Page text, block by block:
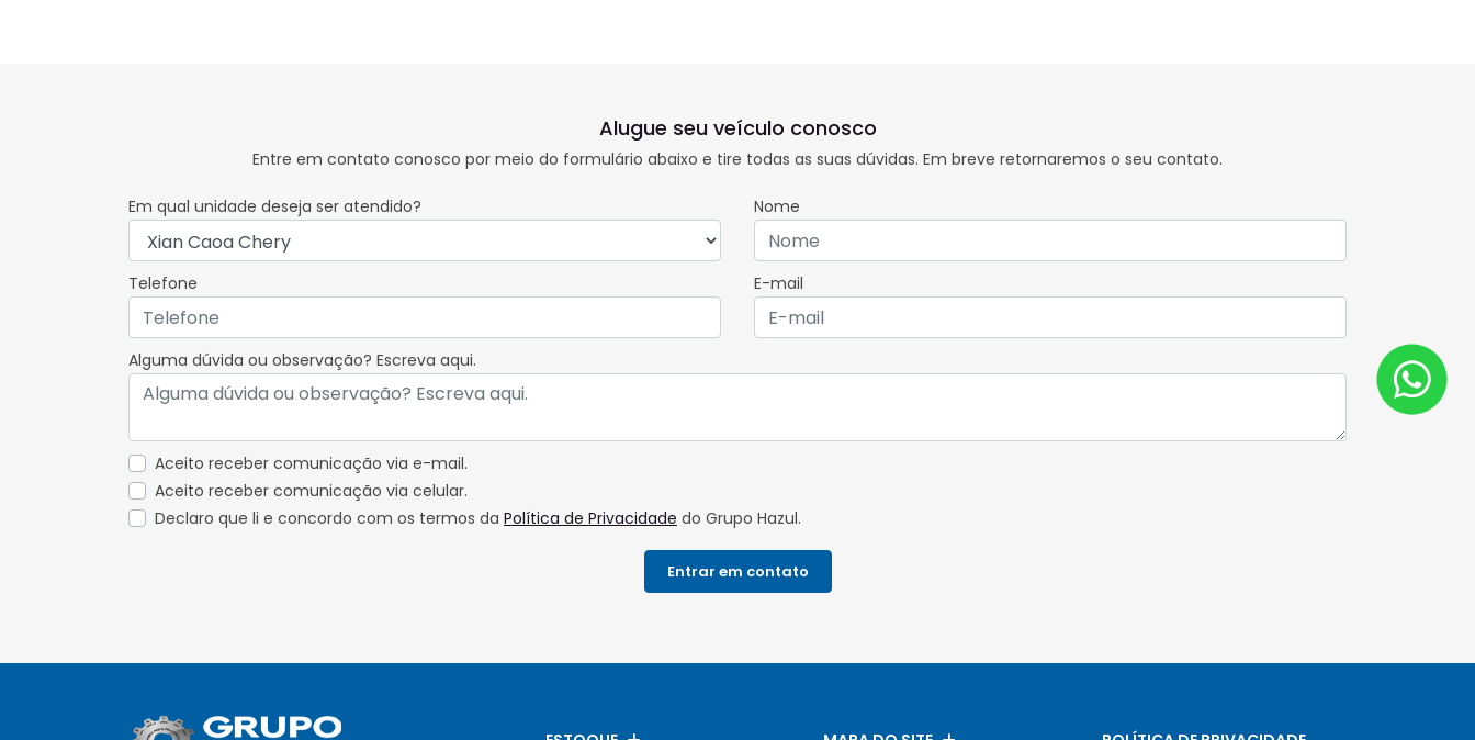
Alugue seu veículo conosco
Entre em contato conosco por meio do formulário abaixo e tire todas as suas dúvidas. Em breve retornaremos o seu contato.
Em qual unidade deseja ser atendido? Nome
Telefone E-mail
Alguma dúvida ou observação? Escreva aqui.
Aceito receber comunicação via e-mail.
Aceito receber comunicação via celular.
Declaro que li e concordo com os termos da Política de Privacidade do Grupo Hazul.
Entrar em contato